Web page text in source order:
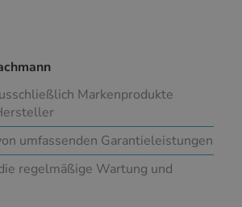
Markenprodukte
umfassenden Garantieleistungen
regelmäßige Wartung und